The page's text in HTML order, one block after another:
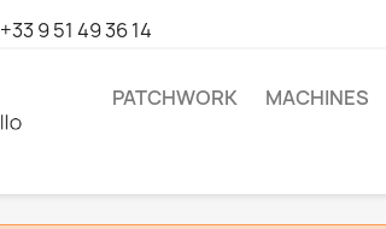
+33 9 51 49 36 14
PATCHWORK MACHINES